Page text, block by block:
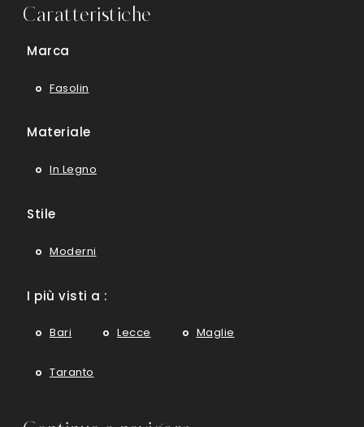
Caratteristiche
Marca
Fasolin
Materiale
In Legno
Stile
Moderni
I più visti a :
Bari Lecce Maglie
Taranto